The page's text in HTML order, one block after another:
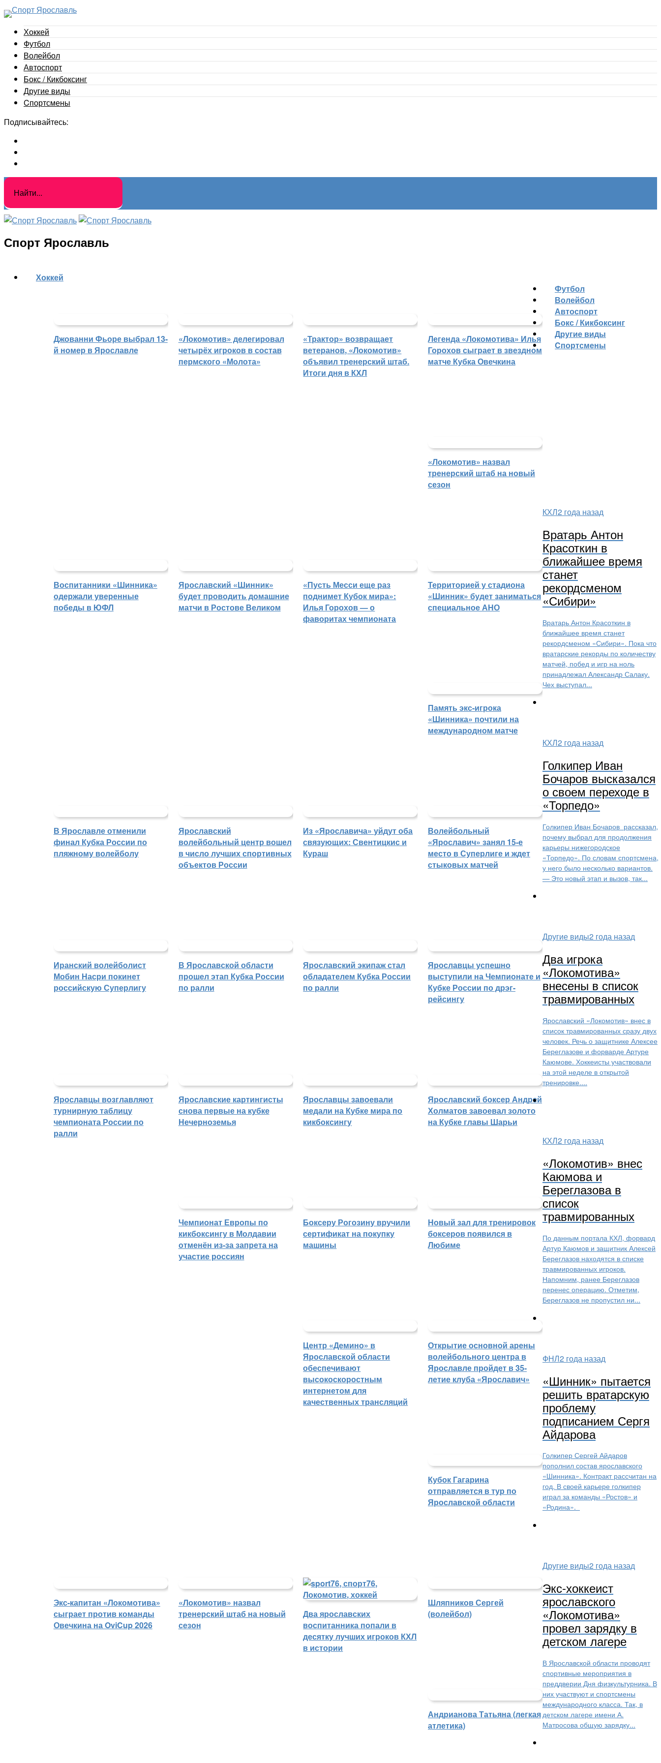
Хоккей
Футбол
Волейбол
Автоспорт
Бокс / Кикбоксинг
Другие виды
Cпортсмены
Подписывайтесь:
Спорт Ярославль
Хоккей
Джованни Фьоре выбрал 13-
й номер в Ярославле
«Локомотив» делегировал
четырёх игроков в состав
пермского «Молота»
«Трактор» возвращает
ветеранов, «Локомотив»
объявил тренерский штаб.
Итоги дня в КХЛ
Легенда «Локомотива» Илья
Горохов сыграет в звездном
матче Кубка Овечкина
«Локомотив» назвал
тренерский штаб на новый
сезон
Футбол
Воспитанники «Шинника»
одержали уверенные
победы в ЮФЛ
Ярославский «Шинник»
будет проводить домашние
матчи в Ростове Великом
«Пусть Месси еще раз
поднимет Кубок мира»:
Илья Горохов — о
фаворитах чемпионата
Территорией у стадиона
«Шинник» будет заниматься
специальное АНО
Память экс-игрока
«Шинника» почтили на
международном матче
Волейбол
В Ярославле отменили
финал Кубка России по
пляжному волейболу
Ярославский
волейбольный центр вошел
в число лучших спортивных
объектов России
Из «Ярославича» уйдут оба
связующих: Свентицкис и
Кураш
Волейбольный
«Ярославич» занял 15-е
место в Суперлиге и ждет
стыковых матчей
Иранский волейболист
Мобин Насри покинет
российскую Суперлигу
Автоспорт
В Ярославской области
прошел этап Кубка России
по ралли
Ярославский экипаж стал
обладателем Кубка России
по ралли
Ярославцы успешно
выступили на Чемпионате и
Кубке России по дрэг-
рейсингу
Ярославцы возглавляют
турнирную таблицу
чемпионата России по
ралли
Ярославские картингисты
снова первые на кубке
Нечерноземья
Бокс / Кикбоксинг
Ярославцы завоевали
медали на Кубке мира по
кикбоксингу
Ярославский боксер Андрей
Холматов завоевал золото
на Кубке главы Шарьи
Чемпионат Европы по
кикбоксингу в Молдавии
отменён из-за запрета на
участие россиян
Боксеру Рогозину вручили
сертификат на покупку
машины
Новый зал для тренировок
боксеров появился в
Любиме
Другие виды
Центр «Демино» в
Ярославской области
обеспечивают
высокоскоростным
интернетом для
качественных трансляций
Открытие основной арены
волейбольного центра в
Ярославле пройдет в 35-
летие клуба «Ярославич»
Кубок Гагарина
отправляется в тур по
Ярославской области
Экс-капитан «Локомотива»
сыграет против команды
Овечкина на OviCup 2026
«Локомотив» назвал
тренерский штаб на новый
сезон
Cпортсмены
Два ярославских
воспитанника попали в
десятку лучших игроков КХЛ
в истории
Шляпников Сергей
(волейбол)
Андрианова Татьяна (легкая
атлетика)
КХЛ2 года назад
Вратарь Антон
Красоткин в
ближайшее время
станет
рекордсменом
«Сибири»
Вратарь Антон Красоткин в
ближайшее время станет
рекордсменом «Сибири». Пока что
вратарские рекорды по количеству
матчей, побед и игр на ноль
принадлежал Александр Салаку.
Чех выступал...
КХЛ2 года назад
Голкипер Иван
Бочаров высказался
о своем переходе в
«Торпедо»
Голкипер Иван Бочаров рассказал,
почему выбрал для продолжения
карьеры нижегородское
«Торпедо». По словам спортсмена,
у него было несколько вариантов.
— Это новый этап и вызов, так...
Другие виды2 года назад
Два игрока
«Локомотива»
внесены в список
травмированных
Ярославский «Локомотив» внес в
список травмированных сразу двух
человек. Речь о защитнике Алексее
Береглазове и форварде Артуре
Каюмове. Хоккеисты участвовали
на этой неделе в открытой
тренировке....
КХЛ2 года назад
«Локомотив» внес
Каюмова и
Береглазова в
список
травмированных
По данным портала КХЛ, форвард
Артур Каюмов и защитник Алексей
Береглазов находятся в списке
травмированных игроков.
Напомним, ранее Береглазов
перенес операцию. Отметим,
Береглазов не пропустил ни...
ФНЛ2 года назад
«Шинник» пытается
решить вратарскую
проблему
подписанием Сергя
Айдарова
Голкипер Сергей Айдаров
пополнил состав ярославского
«Шинника». Контракт рассчитан на
год. В своей карьере голкипер
играл за команды «Ростов» и
«Родина».
Другие виды2 года назад
Экс-хоккеист
ярославского
«Локомотива»
провел зарядку в
детском лагере
В Ярославской области проводят
спортивные мероприятия в
преддверии Дня физкультурника. В
них участвуют и спортсмены
международного класса. Так, в
детском лагере имени А.
Матросова общую зарядку...